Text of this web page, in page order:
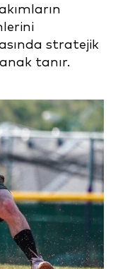
stratejik
tanır.